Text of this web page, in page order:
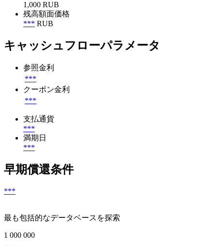
1,000 RUB
残高額面価格
*** RUB
キャッシュフローパラメータ
参照金利
***
クーポン金利
***
支払通貨
***
満期日
***
早期償還条件
***
最も包括的なデータベースを探索
1 000 000